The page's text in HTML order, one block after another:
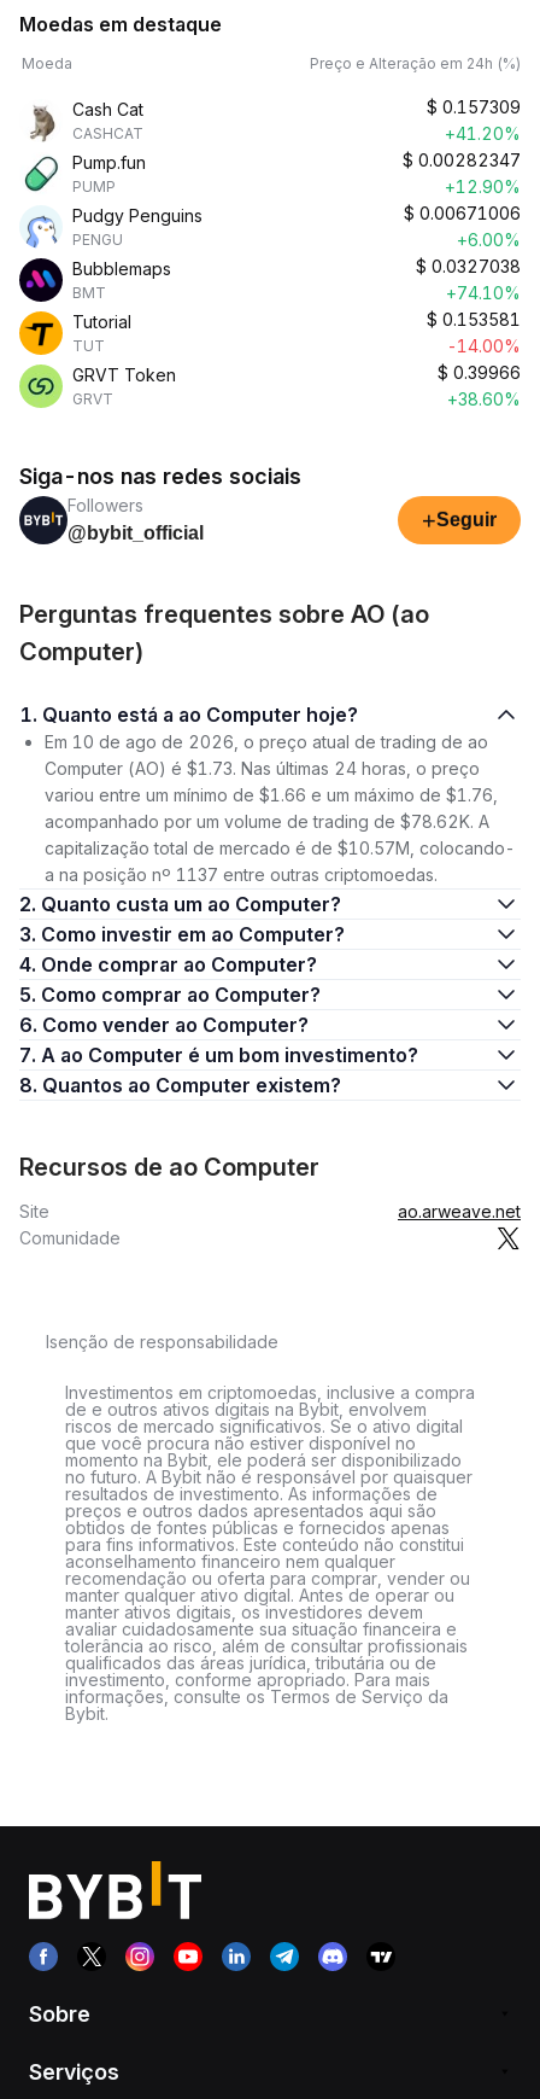
Moedas em destaque
Moeda Preço e Alteração em 24h (%)
Cash Cat
CASHCAT
$ 0.157309
+41.20%
Pump.fun
PUMP
$ 0.00282347
+12.90%
Pudgy Penguins
PENGU
$ 0.00671006
+6.00%
Bubblemaps
BMT
$ 0.0327038
+74.10%
Tutorial
TUT
$ 0.153581
-14.00%
GRVT Token
GRVT
$ 0.39966
+38.60%
Siga-nos nas redes sociais
Followers
@bybit_official
+Seguir
Perguntas frequentes sobre AO (ao
Computer)
1. Quanto está a ao Computer hoje?
Em 10 de ago de 2026, o preço atual de trading de ao
Computer (AO) é $1.73. Nas últimas 24 horas, o preço
variou entre um mínimo de $1.66 e um máximo de $1.76,
acompanhado por um volume de trading de $78.62K. A
capitalização total de mercado é de $10.57M, colocando-
a na posição nº 1137 entre outras criptomoedas.
2. Quanto custa um ao Computer?
3. Como investir em ao Computer?
4. Onde comprar ao Computer?
5. Como comprar ao Computer?
6. Como vender ao Computer?
7. A ao Computer é um bom investimento?
8. Quantos ao Computer existem?
Recursos de ao Computer
Site
ao.arweave.net
Comunidade
Isenção de responsabilidade
Investimentos em criptomoedas, inclusive a compra
de e outros ativos digitais na Bybit, envolvem
riscos de mercado significativos. Se o ativo digital
que você procura não estiver disponível no
momento na Bybit, ele poderá ser disponibilizado
no futuro. A Bybit não é responsável por quaisquer
resultados de investimento. As informações de
preços e outros dados apresentados aqui são
obtidos de fontes públicas e fornecidos apenas
para fins informativos. Este conteúdo não constitui
aconselhamento financeiro nem qualquer
recomendação ou oferta para comprar, vender ou
manter qualquer ativo digital. Antes de operar ou
manter ativos digitais, os investidores devem
avaliar cuidadosamente sua situação financeira e
tolerância ao risco, além de consultar profissionais
qualificados das áreas jurídica, tributária ou de
investimento, conforme apropriado. Para mais
informações, consulte os Termos de Serviço da
Bybit.
Sobre
Serviços